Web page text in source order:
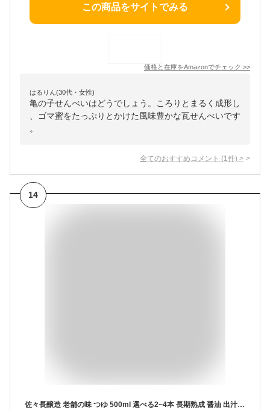
この商品をサイトでみる
価格と在庫をAmazonでチェック >>
はるりん(30代・女性)
亀の子せんべいはどうでしょう。ころりとまるく成形し
、ゴマ蜜をたっぷりとかけた風味豊かな瓦せんべいです
。
全てのおすすめコメント (1 件) >
14
佐々長醸造 老舗の味 つゆ 500ml 選べる2~4本 長期熟成 醤油 出汁 保存料 無添加 だし しょうゆ めんつゆ かけつゆ そうめん うどん そば 麺つゆ 蕎麦 つゆ 調味料 希釈 お土産 岩手 国産